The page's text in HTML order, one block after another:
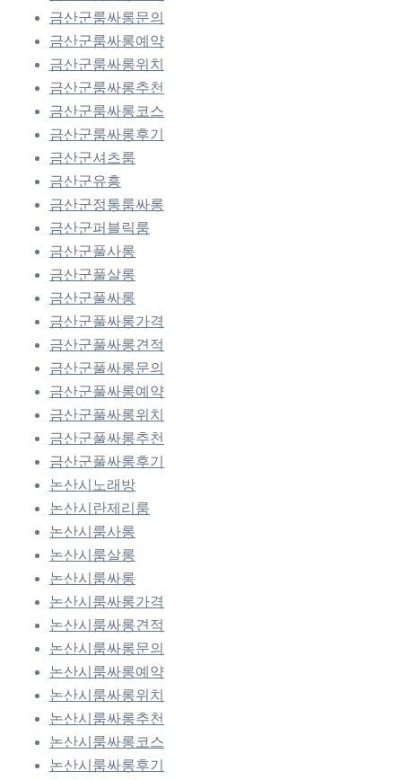
금산군룸싸롱문의
금산군룸싸롱예약
금산군룸싸롱위치
금산군룸싸롱추천
금산군룸싸롱코스
금산군룸싸롱후기
금산군셔츠룸
금산군유흥
금산군정통룸싸롱
금산군퍼블릭룸
금산군풀사롱
금산군풀살롱
금산군풀싸롱
금산군풀싸롱가격
금산군풀싸롱견적
금산군풀싸롱문의
금산군풀싸롱예약
금산군풀싸롱위치
금산군풀싸롱추천
금산군풀싸롱후기
논산시노래방
논산시란제리룸
논산시룸사롱
논산시룸살롱
논산시룸싸롱
논산시룸싸롱가격
논산시룸싸롱견적
논산시룸싸롱문의
논산시룸싸롱예약
논산시룸싸롱위치
논산시룸싸롱추천
논산시룸싸롱코스
논산시룸싸롱후기